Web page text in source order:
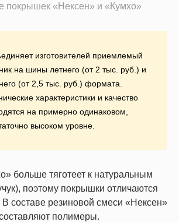
покрышек «Нексен» и «Кумхо»
изготовителей приемлемый
на шины летнего (от 2 тыс. руб.) и
(от 2,5 тыс. руб.) формата.
характеристики и качество
на примерно одинаковом,
высоком уровне.
больше тяготеет к натуральным
поэтому покрышки отличаются
В составе резиновой смеси «Нексен»
полимеры.